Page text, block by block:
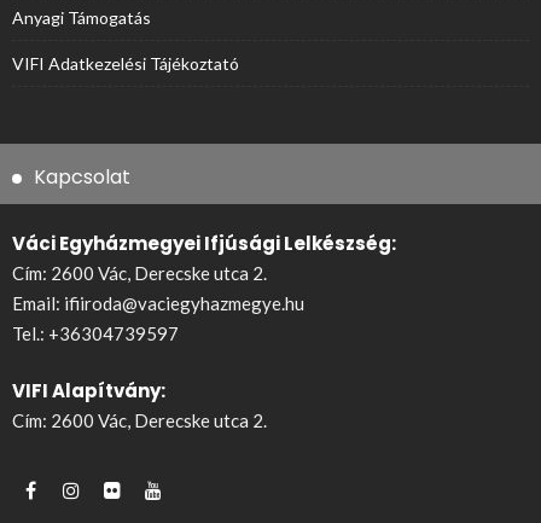
Anyagi Támogatás
VIFI Adatkezelési Tájékoztató
Kapcsolat
Váci Egyházmegyei Ifjúsági Lelkészség:
Cím: 2600 Vác, Derecske utca 2.
Email: ifiiroda@vaciegyhazmegye.hu
Tel.: +36304739597
VIFI Alapítvány:
Cím: 2600 Vác, Derecske utca 2.